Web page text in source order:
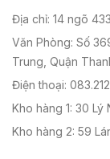
Địa chỉ: 14 ngõ
Văn Phòng: Số
Trung, Quận
Điện thoại:
Kho hàng 1: 30 Lý
Kho hàng 2: 59